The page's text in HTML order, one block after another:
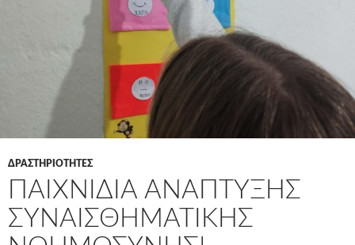
ΔΡΑΣΤΗΡΙΟΤΗΤΕΣ
ΠΑΙΧΝΊΔΙΑ ΑΝΆΠΤΥΞΗΣ
ΣΥΝΑΙΣΘΗΜΑΤΙΚΉΣ